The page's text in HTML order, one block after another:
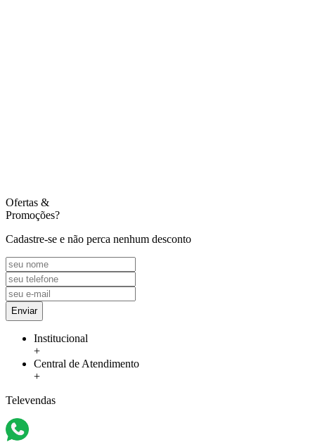
Ofertas &
Promoções?
Cadastre-se e não perca nenhum desconto
Enviar
Institucional
+
Central de Atendimento
+
Televendas